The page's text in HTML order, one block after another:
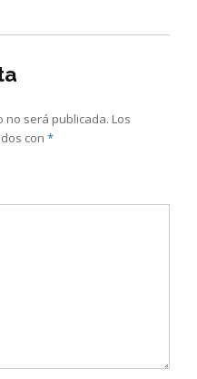
no será publicada. Los
con *